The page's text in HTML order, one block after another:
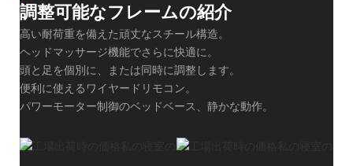
調整可能なフレームの紹介
高い耐荷重を備えた頑丈なスチール構造。
ヘッドマッサージ機能でさらに快適に。
頭と足を個別に、または同時に調整します。
便利に使えるワイヤードリモコン。
パワーモーター制御のベッドベース、静かな動作。